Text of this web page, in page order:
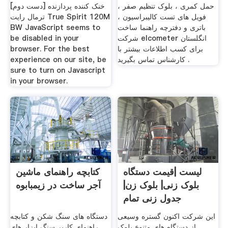
[دست دوم] خنک کننده پردازنده
ترمال رایت True Spirit 120M
BW JavaScript seems to
be disabled in your
browser. For the best
experience on our site, be
sure to turn on Javascript
in your browser.
حمل کمری ، بلوک تنظیم صفر ،
فویل های تست کالیبراسیون ،
باتری و دفترچه راهنما ساخت
شرکت elcometer انگلستان
برای کسب اطلاعات بیشتر با
کارشناس تماس بگیرید .
کتابچه راهنمای ماشین
آجر ساخت در زیمبابوه
دستگاه های سنگ شکن و کتابچه
لیست |قیمت دستگاه
بلوک زنی| بلوک زن|
جدول زنی تمام
این شرکت اکنون گستره وسیعی